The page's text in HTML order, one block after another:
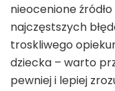
nieocenione
najczęstszych
troskliwego
dziecka – warto
pewniej i lepiej